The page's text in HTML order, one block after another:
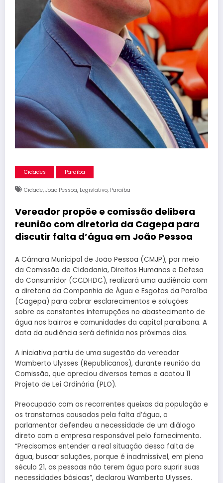
Cidades Paraíba
Cidade, Joao Pessoa, Legislativo, Paraíba
Vereador propõe e comissão delibera
reunião com diretoria da Cagepa para
discutir falta d’água em João Pessoa
A Câmara Municipal de João Pessoa (CMJP), por meio
da Comissão de Cidadania, Direitos Humanos e Defesa
do Consumidor (CCDHDC), realizará uma audiência com
a diretoria da Companhia de Água e Esgotos da Paraíba
(Cagepa) para cobrar esclarecimentos e soluções
sobre as constantes interrupções no abastecimento de
água nos bairros e comunidades da capital paraibana. A
data da audiência será definida nos próximos dias.
A iniciativa partiu de uma sugestão do vereador
Wamberto Ulysses (Republicanos), durante reunião da
Comissão, que apreciou diversos temas e acatou 11
Projeto de Lei Ordinária (PLO).
Preocupado com as recorrentes queixas da população e
os transtornos causados pela falta d’água, o
parlamentar defendeu a necessidade de um diálogo
direto com a empresa responsável pelo fornecimento.
“Precisamos entender a real situação dessa falta de
água, buscar soluções, porque é inadmissível, em pleno
século 21, as pessoas não terem água para suprir suas
necessidades básicas”, declarou Wamberto Ulysses.